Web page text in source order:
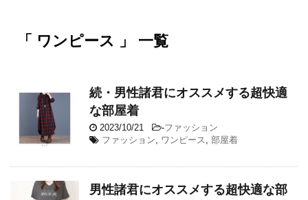
「 ワンピース 」 一覧
続・男性諸君にオススメする超快適
な部屋着
2023/10/21 -ファッション
ファッション, ワンピース , 部屋着
男性諸君にオススメする超快適な部